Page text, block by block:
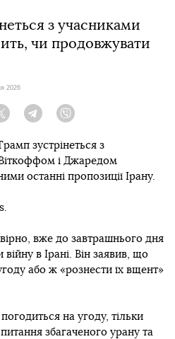
з учасниками
чи продовжувати
2026
Twitter Telegram
зустрінеться з
і Джаредом
останні пропозиції Ірану.
вже до завтрашнього дня
в Ірані. Він заявив, що
або ж «рознести їх вщент»
на угоду, тільки
збагаченого урану та